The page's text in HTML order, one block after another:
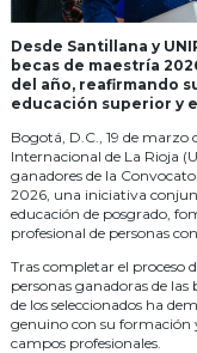
Desde Santillana y
becas de maestría
del año, reafirmando
educación superior y
Bogotá, D.C., 19 de
Internacional de La Rioja
ganadores de la
2026, una iniciativa
educación de posgrado,
profesional de personas
Tras completar el proceso
personas ganadoras de las
de los seleccionados ha
genuino con su formación
campos profesionales.